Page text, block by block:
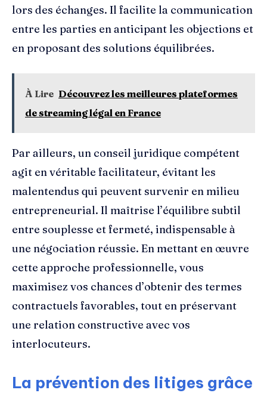
lors des échanges. Il facilite la communication
entre les parties en anticipant les objections et
en proposant des solutions équilibrées.
À Lire Découvrez les meilleures plateformes
de streaming légal en France
Par ailleurs, un conseil juridique compétent
agit en véritable facilitateur, évitant les
malentendus qui peuvent survenir en milieu
entrepreneurial. Il maîtrise l’équilibre subtil
entre souplesse et fermeté, indispensable à
une négociation réussie. En mettant en œuvre
cette approche professionnelle, vous
maximisez vos chances d’obtenir des termes
contractuels favorables, tout en préservant
une relation constructive avec vos
interlocuteurs.
La prévention des litiges grâce